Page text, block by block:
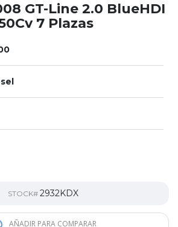
GT-Line 2.0 BlueHDI
7 Plazas
STOCK# 2932KDX
AÑADIR PARA COMPARAR